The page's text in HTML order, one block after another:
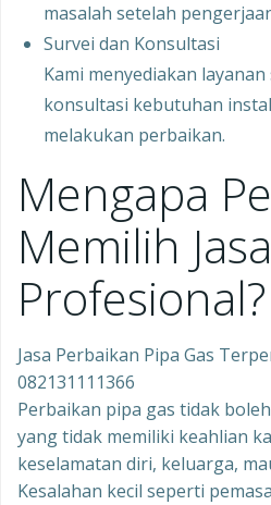
masalah setelah
Survei dan Konsultasi
Kami menyediakan
konsultasi kebutuhan
melakukan perbaikan.
Mengapa
Memilih Jasa
Profesional?
Jasa Perbaikan Pipa Gas
082131111366
Perbaikan pipa gas tidak
yang tidak memiliki keahlian
keselamatan diri, keluarga,
Kesalahan kecil seperti